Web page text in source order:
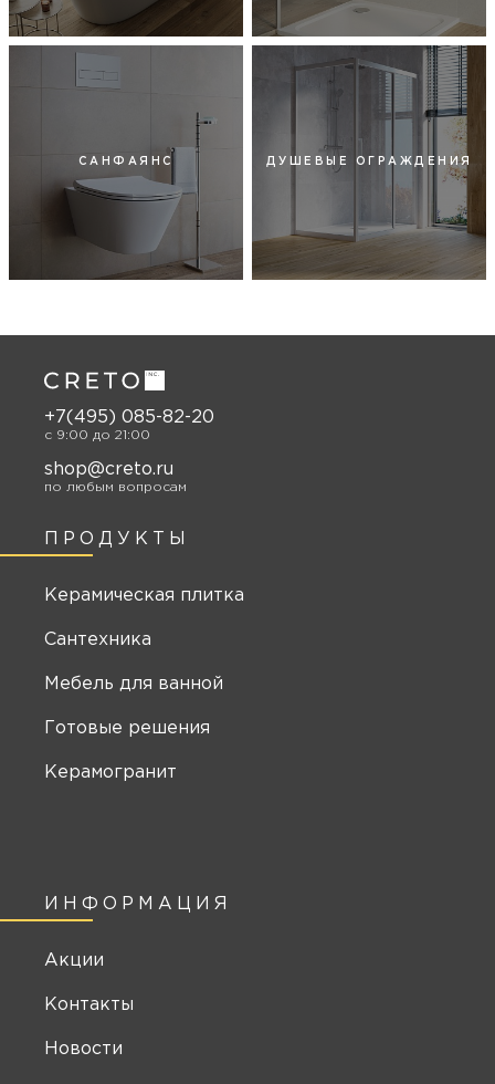
САНФАЯНС ДУШЕВЫЕ ОГРАЖДЕНИЯ
ИНФОРМАЦИЯ
Акции
Контакты
Новости
ПРОДУКТЫ
Керамическая плитка
Сантехника
Мебель для ванной
Готовые решения
Керамогранит
+7(495) 085-82-20
c 9:00 до 21:00
shop@creto.ru
по любым вопросам